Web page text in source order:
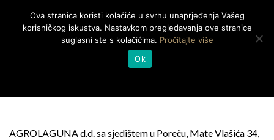
IZVANREDNA UPRAVA
AGROLAGUNA d.d. sa sjedištem u Poreču, Mate Vlašića 34,
Ova stranica koristi kolačiće u svrhu unaprjeđenja Vašeg
korisničkog iskustva. Nastavkom pregledavanja ove stranice
suglasni ste s kolačićima. Pročitajte više
Ok